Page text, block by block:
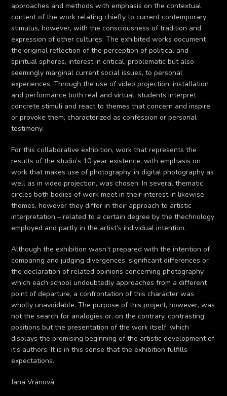
approaches and methods with emphasis on the contextual
content of the work relating chiefly to current contemporary
stimulus, however, with the consciousness of tradition and
expression of other cultures. The exhibited works document
the original reflection of the perception of political and
spiritual spheres, interest in critical, problematic but also
seemingly marginal current social issues, to personal
experiences. Through the use of video projection, installation
and performance both real and virtual, students interpret
concrete stimuli and react to themes that concern and inspire
or provoke them, characterized as confession or personal
testimony.
For this collaborative exhibition, work that represents the
results of the studio’s 10 year existence, with emphasis on
work that makes use of photography, in digital photography as
well as in video projection, was chosen. In several thematic
circles both bodies of work meet in their interest in likewise
themes, however they differ in their approach to artistic
interpretation – related to a certain degree by the thechnology
employed and partly in the artist’s individual intention.
Although the exhibition wasn’t prepared with the intention of
comparing and judging divergences, significant differences or
the declaration of related opinions concerning photography,
which each school undoubtedly approaches from a different
point of departure, a confrontation of this character was
wholly unavoidable. The purpose of this project, however, was
not the search for analogies or, on the contrary, contrasting
positions but the presentation of the work itself, which
displays the promising beginning of the artistic development of
it’s authors. It is in this sense that the exhibition fulfills
expectations.
Jana Vránová